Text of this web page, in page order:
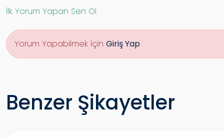
İlk Yorum Yapan Sen Ol
Yorum Yapabilmek İçin Giriş Yap
Benzer Şikayetler